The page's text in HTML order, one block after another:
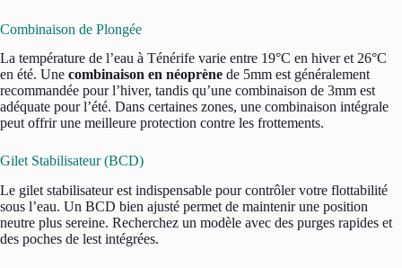
Combinaison de Plongée
La température de l’eau à Ténérife varie entre 19°C en hiver et 26°C
en été. Une combinaison en néoprène de 5mm est généralement
recommandée pour l’hiver, tandis qu’une combinaison de 3mm est
adéquate pour l’été. Dans certaines zones, une combinaison intégrale
peut offrir une meilleure protection contre les frottements.
Gilet Stabilisateur (BCD)
Le gilet stabilisateur est indispensable pour contrôler votre flottabilité
sous l’eau. Un BCD bien ajusté permet de maintenir une position
neutre plus sereine. Recherchez un modèle avec des purges rapides et
des poches de lest intégrées.